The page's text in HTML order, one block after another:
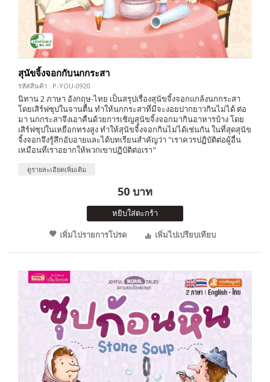
สุนัขจิ้งจอกกับนกกระสา
รหัสสินค้า : P-YOU-0920
นิทาน 2 ภาษา อังกฤษ-ไทย เป็นสรุปเรื่องสุนัขจิ้งจอกแกล้งนกกระสา
โดยเสิร์ฟซุปในจานตื้น ทำให้นกกระสาที่มีจะงอยปากยาวกินไม่ได้ ต่อ
มา นกกระสาจึงเอาคืนด้วยการเชิญสุนัขจิ้งจอกมากินอาหารบ้าง โดย
เสิร์ฟซุปในเหยือกทรงสูง ทำให้สุนัขจิ้งจอกกินไม่ได้เช่นกัน ในที่สุดสุนัข
จิ้งจอกจึงรู้สึกอับอายและได้บทเรียนสำคัญว่า "เราควรปฏิบัติต่อผู้อื่น
เหมือนที่เราอยากให้พวกเขาปฏิบัติต่อเรา"
ดูรายละเอียดเพิ่มเติม
50 บาท
หยิบใส่ตะกร้า
เพิ่มไปรายการโปรด
เพิ่มไปเปรียบเทียบ